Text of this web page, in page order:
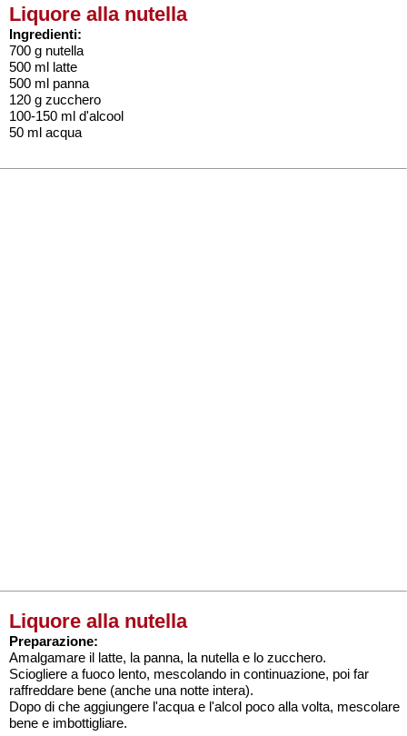
Liquore alla nutella
Ingredienti:
700 g nutella
500 ml latte
500 ml panna
120 g zucchero
100-150 ml d'alcool
50 ml acqua
Liquore alla nutella
Preparazione:
Amalgamare il latte, la panna, la nutella e lo zucchero.
Sciogliere a fuoco lento, mescolando in continuazione, poi far
raffreddare bene (anche una notte intera).
Dopo di che aggiungere l'acqua e l'alcol poco alla volta, mescolare
bene e imbottigliare.